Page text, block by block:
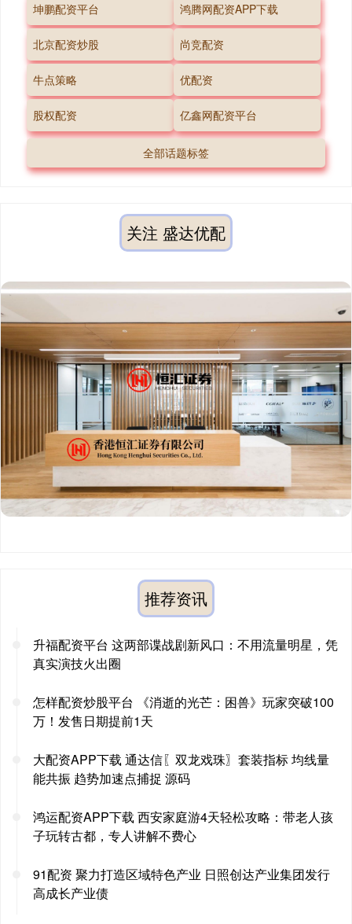
坤鹏配资平台 鸿腾网配资APP下载
北京配资炒股 尚竞配资
牛点策略 优配资
股权配资 亿鑫网配资平台
全部话题标签
关注 盛达优配
推荐资讯
升福配资平台 这两部谍战剧新风口：不用流量明星，凭
真实演技火出圈
怎样配资炒股平台 《消逝的光芒：困兽》玩家突破100
万！发售日期提前1天
大配资APP下载 通达信〖双龙戏珠〗套装指标 均线量
能共振 趋势加速点捕捉 源码
鸿运配资APP下载 西安家庭游4天轻松攻略：带老人孩
子玩转古都，专人讲解不费心
91配资 聚力打造区域特色产业 日照创达产业集团发行
高成长产业债